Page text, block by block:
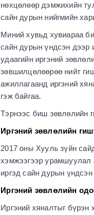
нөхцөлөөр дэмжихийн
сайн дурын нийгмийн
Миний хувьд хувиараа
сайн дурын үндсэн дээр
удаагийн иргэний
зөвшилцөлөөрөө нийт
ажиллагаанд иргэний
гэж байгаа.
Тэрнээс биш зөвлөлийн
Иргэний зөвлөлийн
2017 оны Хууль зүйн
хэмжээгээр урамшуулал
иргэд сайн дурын
Иргэний зөвлөлийн
Иргэний хяналтыг бүрэн